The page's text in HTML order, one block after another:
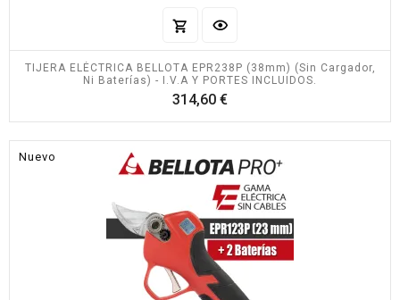
TIJERA ELÉCTRICA BELLOTA EPR238P (38mm) (Sin Cargador,
Ni Baterías) - I.V.A Y PORTES INCLUIDOS.
314,60 €Precio
Nuevo